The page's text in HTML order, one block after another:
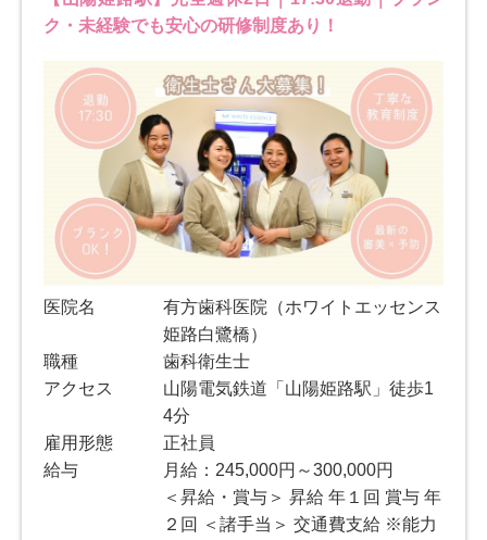
ク・未経験でも安心の研修制度あり！
医院名
有方歯科医院（ホワイトエッセンス
姫路白鷺橋）
職種
歯科衛生士
アクセス
山陽電気鉄道「山陽姫路駅」徒歩1
4分
雇用形態
正社員
給与
月給：245,000円～300,000円
＜昇給・賞与＞ 昇給 年１回 賞与 年
２回 ＜諸手当＞ 交通費支給 ※能力